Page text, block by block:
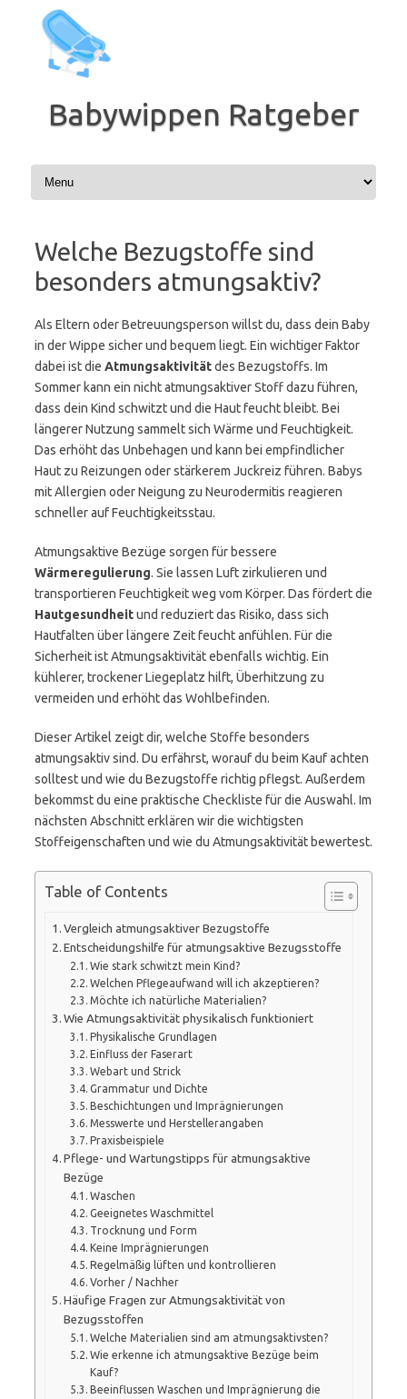
Inhalt
springen
Babywippen Ratgeber
Welche Bezugstoffe sind
besonders atmungsaktiv?
Als Eltern oder Betreuungsperson willst du, dass dein Baby
in der Wippe sicher und bequem liegt. Ein wichtiger Faktor
dabei ist die Atmungsaktivitätdes Bezugstoffs. Im
Sommer kann ein nicht atmungsaktiver Stoff dazu führen,
dass dein Kind schwitzt und die Haut feucht bleibt. Bei
längerer Nutzung sammelt sich Wärme und Feuchtigkeit.
Das erhöht das Unbehagen und kann bei empfindlicher
Haut zu Reizungen oder stärkerem Juckreiz führen. Babys
mit Allergien oder Neigung zu Neurodermitis reagieren
schneller auf Feuchtigkeitsstau.
Atmungsaktive Bezüge sorgen für bessere
Wärmeregulierung. Sie lassen Luft zirkulieren und
transportieren Feuchtigkeit weg vom Körper. Das fördert die
Hautgesundheitund reduziert das Risiko, dass sich
Hautfalten über längere Zeit feucht anfühlen. Für die
Sicherheit ist Atmungsaktivität ebenfalls wichtig. Ein
kühlerer, trockener Liegeplatz hilft, Überhitzung zu
vermeiden und erhöht das Wohlbefinden.
Dieser Artikel zeigt dir, welche Stoffe besonders
atmungsaktiv sind. Du erfährst, worauf du beim Kauf achten
solltest und wie du Bezugstoffe richtig pflegst. Außerdem
bekommst du eine praktische Checkliste für die Auswahl. Im
nächsten Abschnitt erklären wir die wichtigsten
Stoffeigenschaften und wie du Atmungsaktivität bewertest.
Table of Contents
Vergleich atmungsaktiver Bezugstoffe
Entscheidungshilfe für atmungsaktive Bezugsstoffe
Wie stark schwitzt mein Kind?
Welchen Pflegeaufwand will ich akzeptieren?
Möchte ich natürliche Materialien?
Wie Atmungsaktivität physikalisch funktioniert
Physikalische Grundlagen
Einfluss der Faserart
Webart und Strick
Grammatur und Dichte
Beschichtungen und Imprägnierungen
Messwerte und Herstellerangaben
Praxisbeispiele
Pflege- und Wartungstipps für atmungsaktive
Bezüge
Waschen
Geeignetes Waschmittel
Trocknung und Form
Keine Imprägnierungen
Regelmäßig lüften und kontrollieren
Vorher / Nachher
Häufige Fragen zur Atmungsaktivität von
Bezugsstoffen
Welche Materialien sind am atmungsaktivsten?
Wie erkenne ich atmungsaktive Bezüge beim
Kauf?
Beeinflussen Waschen und Imprägnierung die